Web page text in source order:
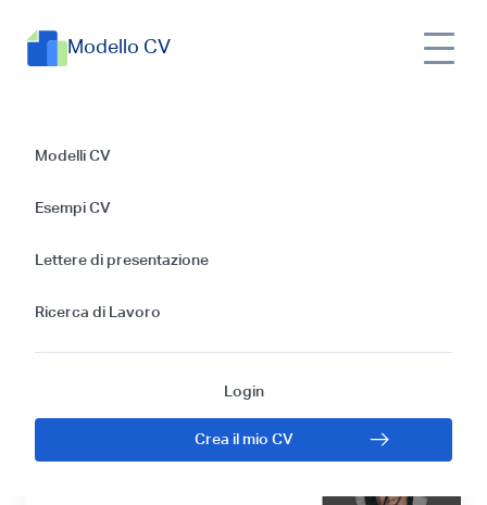
Modello CV
Modelli CV
Esempi CV
Lettere di presentazione
Ricerca di Lavoro
Login
Crea il mio CV
Guida alla redazione
di un CV per la
Palestina e consigli
per candidarsi a un